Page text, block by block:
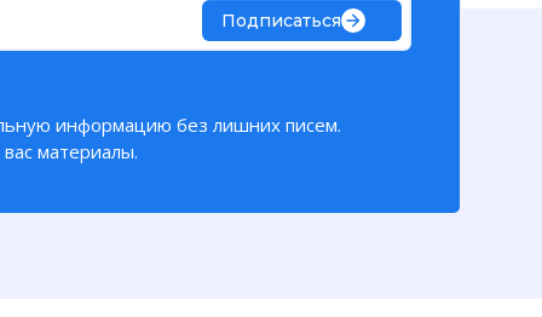
Подписаться
информацию без лишних писем.
материалы.